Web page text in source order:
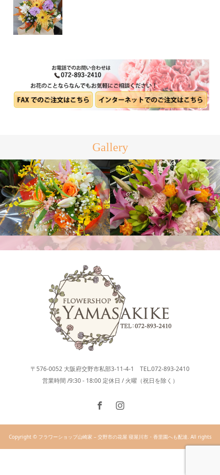
Gallery
花束
アレンジメント
〒576-0052 大阪府交野市私部3-11-4-1 TEL.072-893-2410
営業時間 /9:30 - 18:00 定休日 / 火曜（祝日を除く）
Copyright © フラワーショップ山崎家 – 交野市の花屋 寝屋川市・香里園へも配達. All rights